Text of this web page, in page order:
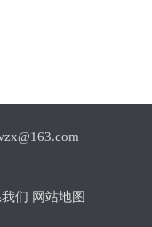
们 网站地图